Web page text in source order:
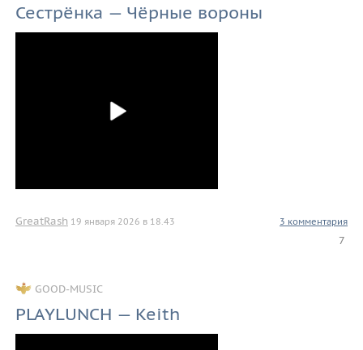
Сестрёнка — Чёрные вороны
GreatRash 19 января 2026 в 18.43 3 комментария
7
GOOD-MUSIC
PLAYLUNCH — Keith